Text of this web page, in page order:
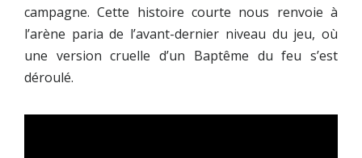
campagne. Cette histoire courte nous renvoie à
l’arène paria de l’avant-dernier niveau du jeu, où
une version cruelle d’un Baptême du feu s’est
déroulé.